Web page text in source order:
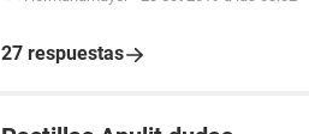
27 respuestas